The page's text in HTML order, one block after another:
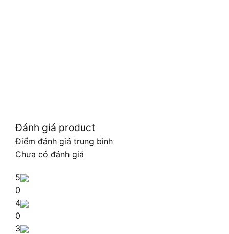
Đánh giá product
Điểm đánh giá trung bình
Chưa có đánh giá
5
0
4
0
3